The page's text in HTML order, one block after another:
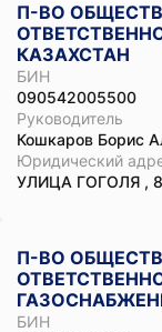
П-ВО
КАЗАХСТАН
БИН
090542005500
Руководитель
Кошкаров Борис
Юридический
УЛИЦА ГОГОЛЯ ,
П-ВО
БИН